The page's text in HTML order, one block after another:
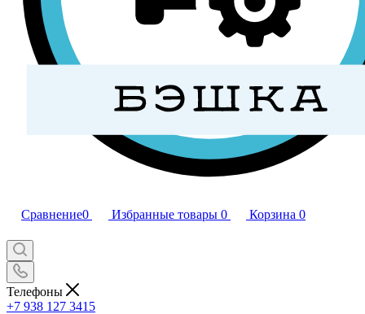
Сравнение0 Избранные товары 0 Корзина 0
Телефоны
+7 938 127 3415